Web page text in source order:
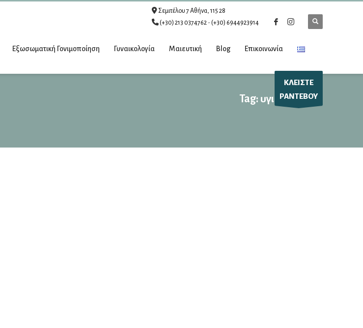
Σεμιτέλου 7 Αθήνα, 115 28
(+30) 213 0374762 - (+30) 6944923914
Εξωσωματική Γονιμοποίηση Γυναικολογία Μαιευτική Blog Επικοινωνία
ΚΛΕΙΣΤΕ
ΡΑΝΤΕΒΟΥ
Tag: υγιές έμβρυο